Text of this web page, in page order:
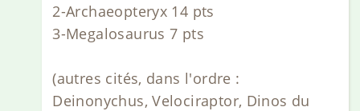
2-Archaeopteryx 14 pts
3-Megalosaurus 7 pts
(autres cités, dans l'ordre :
Deinonychus, Velociraptor, Dinos du